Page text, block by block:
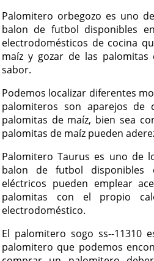
Palomitero orbegozo es uno
balon de futbol disponibles
electrodomésticos de cocina
maíz y gozar de las
sabor.
Podemos localizar diferentes
palomiteros son aparejos de
palomitas de maíz, bien sea
palomitas de maíz pueden
Palomitero Taurus es uno de
balon de futbol disponibles
eléctricos pueden emplear
palomitas con el propio
electrodoméstico.
El palomitero sogo ss--11310
palomitero que podemos